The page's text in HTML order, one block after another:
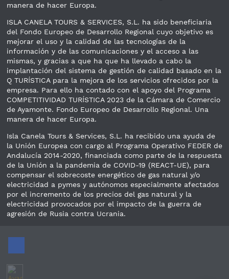
manera de hacer Europa.
ISLA CANELA TOURS & SERVICES, S.L. ha sido beneficiaria
del Fondo Europeo de Desarrollo Regional cuyo objetivo es
mejorar el uso y la calidad de las tecnologías de la
información y de las comunicaciones y el acceso a las
mismas, y gracias a que ha que ha llevado a cabo la
implantación del sistema de gestión de calidad basado en la
Q TURÍSTICA para la mejora de los servicios ofrecidos por la
empresa. Para ello ha contado con el apoyo del Programa
COMPETITIVIDAD TURÍSTICA 2023 de la Cámara de Comercio
de Ayamonte. Fondo Europeo de Desarrollo Regional. Una
manera de hacer Europa.
Isla Canela Tours & Services, S.L. ha recibido una ayuda de
la Unión Europea con cargo al Programa Operativo FEDER de
Andalucía 2014-2020, financiada como parte de la respuesta
de la Unión a la pandemia de COVID-19 (REACT-UE), para
compensar el sobrecoste energético de gas natural y/o
electricidad a pymes y autónomos especialmente afectados
por el incremento de los precios del gas natural y la
electricidad provocados por el impacto de la guerra de
agresión de Rusia contra Ucrania.